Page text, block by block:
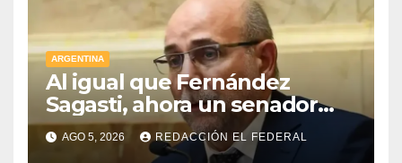
ARGENTINA
Al igual que Fernández
Sagasti, ahora un senador
radical pidió votar en forma
remota
AGO 5, 2026 REDACCIÓN EL FEDERAL